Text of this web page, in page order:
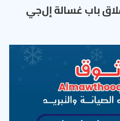
باب غسالة إل‌جي